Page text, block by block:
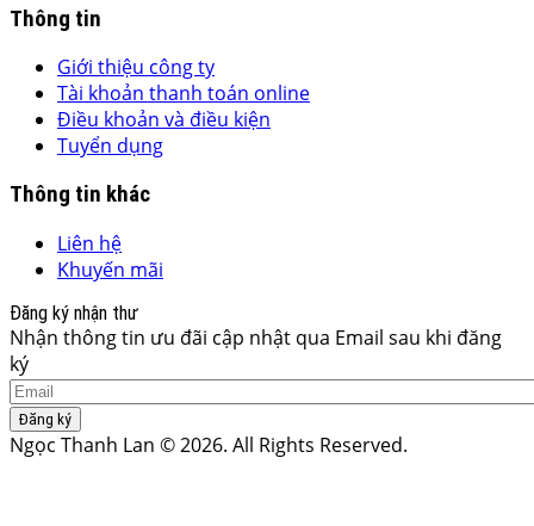
Thông tin
Giới thiệu công ty
Tài khoản thanh toán online
Điều khoản và điều kiện
Tuyển dụng
Thông tin khác
Liên hệ
Khuyến mãi
Đăng ký nhận thư
Nhận thông tin ưu đãi cập nhật qua Email sau khi đăng
ký
Đăng ký
Ngọc Thanh Lan © 2026. All Rights Reserved.